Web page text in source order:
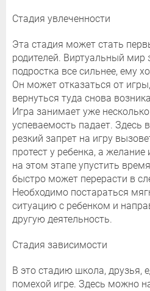
Стадия увлеченности
Эта стадия может стать
родителей. Виртуальный мир
подростка все сильнее, ему
Он может отказаться от
вернуться туда снова
Игра занимает уже
успеваемость падает. Здесь
резкий запрет на игру
протест у ребенка, а желание
на этом этапе упустить
быстро может перерасти в
Необходимо постараться
ситуацию с ребенком и
другую деятельность.
Стадия зависимости
В это стадию школа, друзья,
помехой игре. Здесь можно